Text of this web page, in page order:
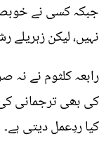
جبکہ کسی نے
نہیں، لیکن
رابعہ کلثوم نے
کی بھی ترجمانی
کیا ردِعمل دیتی ہے۔